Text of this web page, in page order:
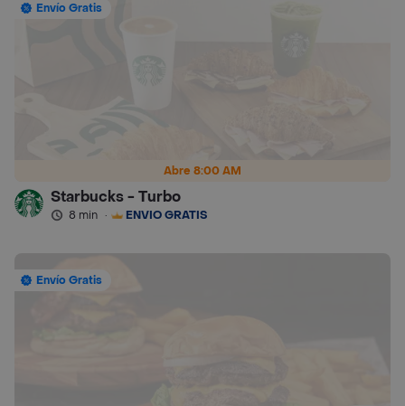
Abre 8:00 AM
Envío Gratis
Starbucks - Turbo
8 min · ENVÍO GRATIS
Envío Gratis